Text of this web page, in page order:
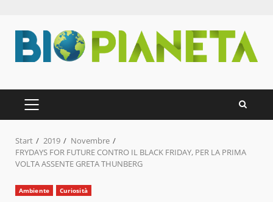
Inhalt
springen
PRIMÄRES
MENÜ
Start 2019
Novembre
FRYDAYS FOR FUTURE CONTRO IL BLACK FRIDAY, PER LA PRIMA
VOLTA ASSENTE GRETA THUNBERG
Ambiente Curiosità